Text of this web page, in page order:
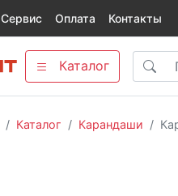
Сервис Оплата Контакты
Каталог
Каталог Карандаши